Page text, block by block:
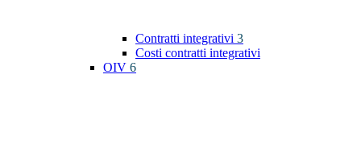
Contratti integrativi 3
Costi contratti integrativi
OIV 6